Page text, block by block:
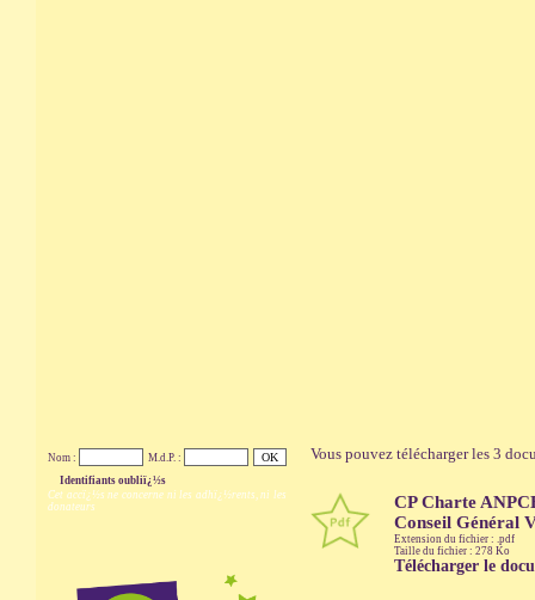
Nom :
M.d.P. :
Identifiants oubliï¿½s
Cet accï¿½s ne concerne ni les adhï¿½rents, ni les
donateurs
Vous pouvez télécharger les 3
CP Charte
Conseil Général
Extension du fichier : .pdf
Taille du fichier : 278 Ko
Télécharger le